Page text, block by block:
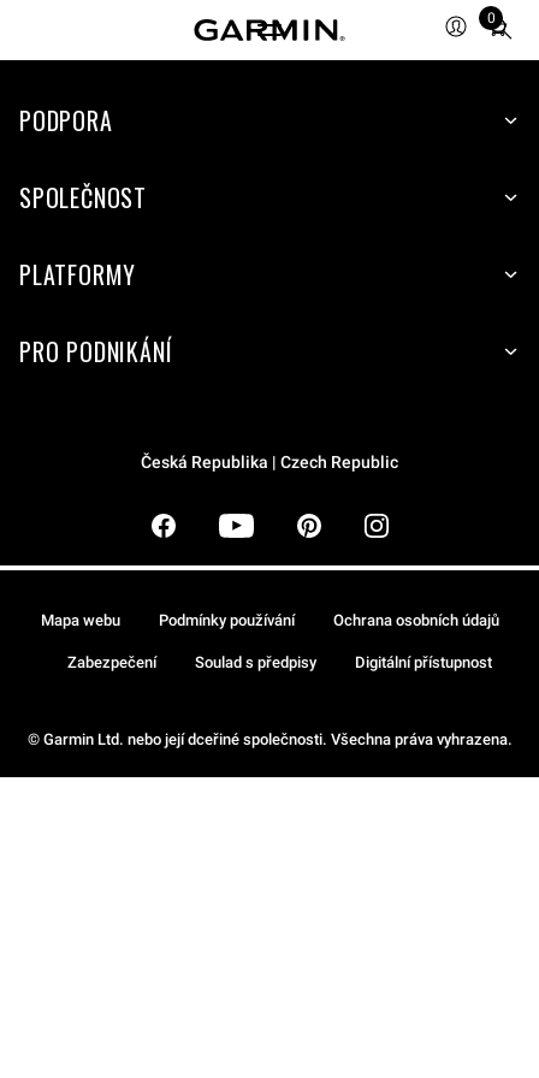
0
Total
items
cart:
PODPORA
SPOLEČNOST
PLATFORMY
PRO PODNIKÁNÍ
Česká Republika | Czech Republic
© Garmin Ltd. nebo její dceřiné společnosti. Všechna práva vyhrazena.
Mapa webu Podmínky používání Ochrana osobních údajů
Zabezpečení Soulad s předpisy Digitální přístupnost